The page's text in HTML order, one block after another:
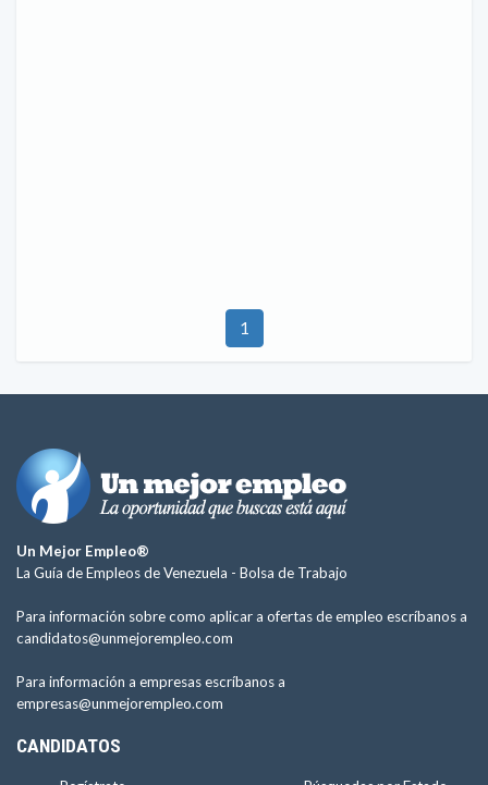
1
Un Mejor Empleo®
La Guía de Empleos de Venezuela - Bolsa de Trabajo
Para información sobre como aplicar a ofertas de empleo escríbanos a
candidatos@unmejorempleo.com
Para información a empresas escríbanos a
empresas@unmejorempleo.com
CANDIDATOS